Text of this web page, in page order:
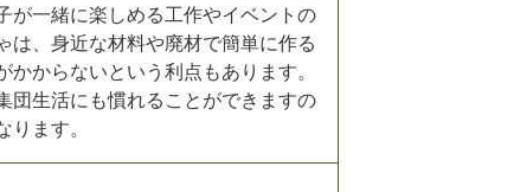
が一緒に楽しめる工作やイベントの
は、身近な材料や廃材で簡単に作る
からないという利点もあります。
団生活にも慣れることができますの
ます。